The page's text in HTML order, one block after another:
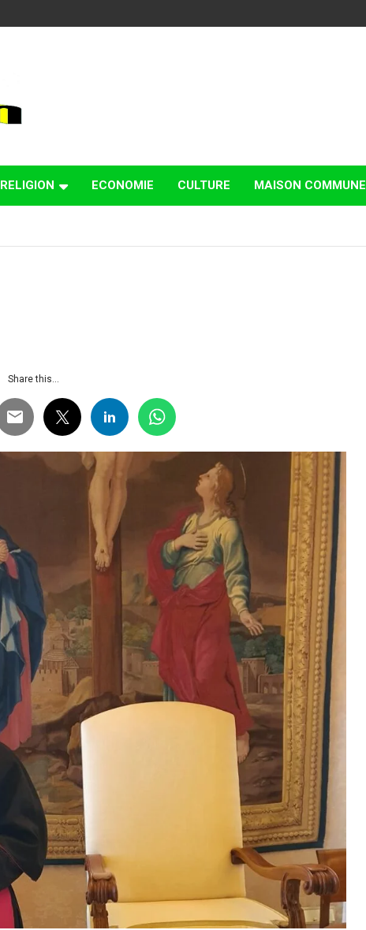
RELIGION ECONOMIE CULTURE MAISON COMMUNE
Share this...